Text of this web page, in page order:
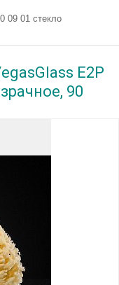
09 01 стекло
E2P
90